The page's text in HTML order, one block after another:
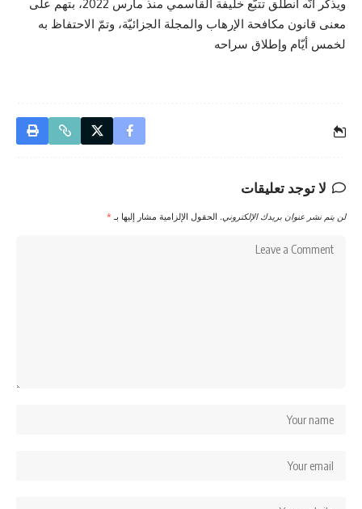
ويذكر أنّه انطلق تتبّع خليفة القاسمي منذ مارس 2022، بتهم على
معنى قانون مكافحة الإرهاب والمجلة الجزائيّة، وتمّ الاحتفاظ به
لخمس أيّام وإطلاق سراحه
لا توجد تعليقات
لن يتم نشر عنوان بريدك الإلكتروني. الحقول الإلزامية مشار إليها بـ *